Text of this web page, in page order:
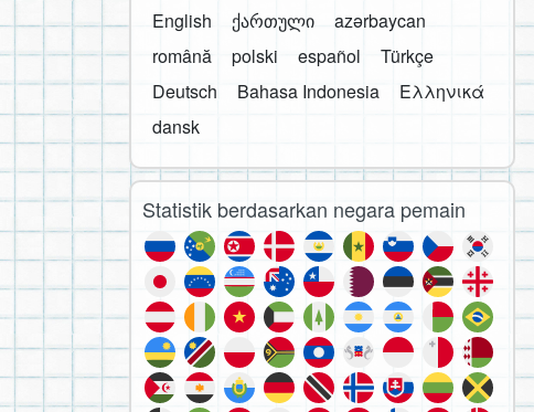
English
ქართული
azərbaycan
română
polski español
Türkçe
Deutsch
Bahasa Indonesia
Ελληνικά
dansk
Statistik berdasarkan negara pemain